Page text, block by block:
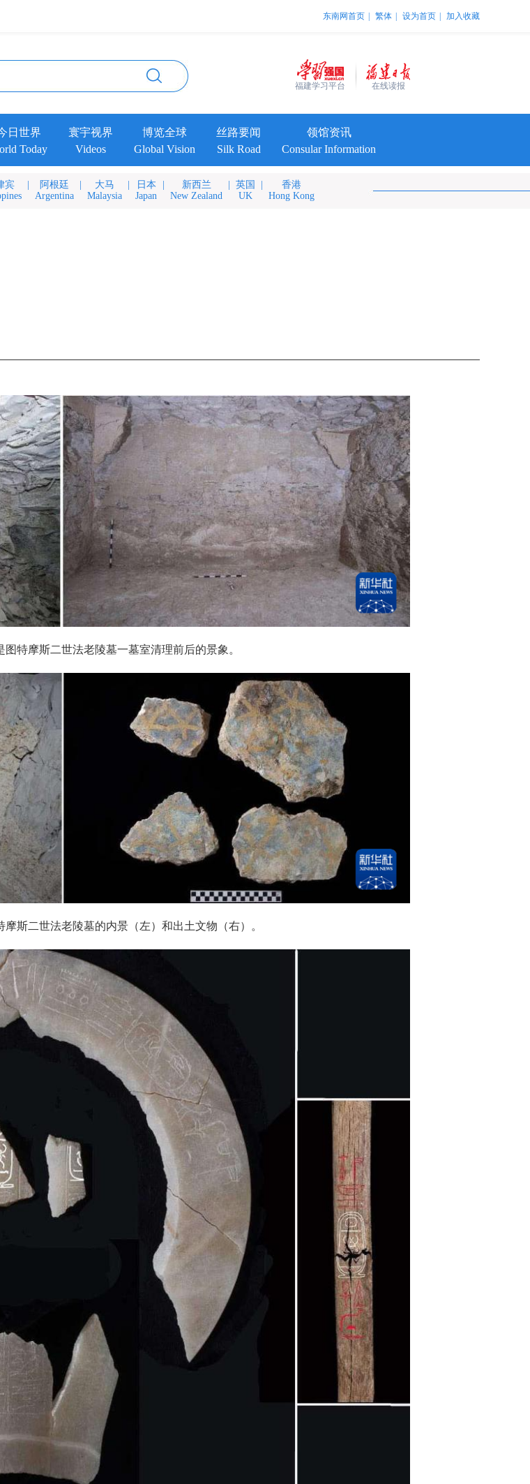
东南网首页 繁体 设为首页 加入收藏
在线读报
福建学习平台
日世界
Today
寰宇视界
Videos
博览全球
Global Vision
丝路要闻
Silk Road
领馆资讯
Consular Information
宾
阿根廷
Argentina
大马
Malaysia
日本
Japan
新西兰
New Zealand
英国
UK
香港
Hong Kong
特摩斯二世法老陵墓一墓室清理前后的景象。
斯二世法老陵墓的内景（左）和出土文物（右）。